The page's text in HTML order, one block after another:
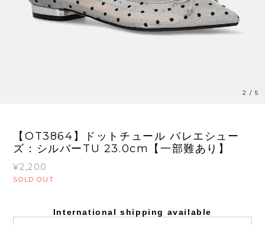
2 /5
【OT3864】ドットチュール バレエシュー
ズ：シルバーTU 23.0cm【一部難あり】
¥2,200
SOLD OUT
International shipping available